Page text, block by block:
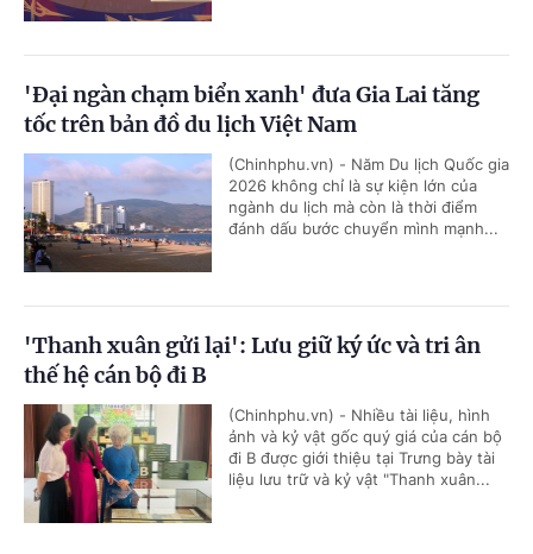
'Đại ngàn chạm biển xanh' đưa Gia Lai tăng
tốc trên bản đồ du lịch Việt Nam
(Chinhphu.vn) - Năm Du lịch Quốc gia
2026 không chỉ là sự kiện lớn của
ngành du lịch mà còn là thời điểm
đánh dấu bước chuyển mình mạnh...
'Thanh xuân gửi lại': Lưu giữ ký ức và tri ân
thế hệ cán bộ đi B
(Chinhphu.vn) - Nhiều tài liệu, hình
ảnh và kỷ vật gốc quý giá của cán bộ
đi B được giới thiệu tại Trưng bày tài
liệu lưu trữ và kỷ vật "Thanh xuân...